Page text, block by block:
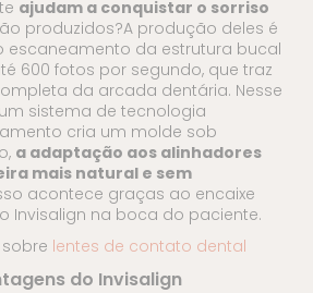
ajudam a conquistar o sorriso
produzidos?A produção deles é
escaneamento da estrutura bucal
600 fotos por segundo, que traz
da arcada dentária. Nesse
sistema de tecnologia
cria um molde sob
a adaptação aos alinhadores
mais natural e sem
acontece graças ao encaixe
Invisalign na boca do paciente.
lentes de contato dental
do Invisalign